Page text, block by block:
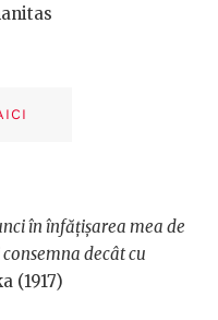
în înfățișarea mea de
decât cu
(1917)